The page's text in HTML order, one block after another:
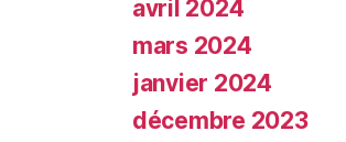
avril 2024
mars 2024
janvier 2024
décembre 2023